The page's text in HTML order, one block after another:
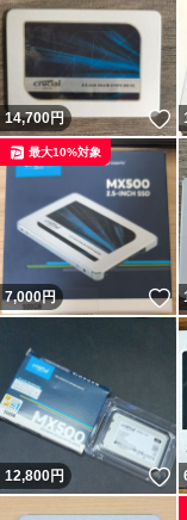
14,700円
7,000円
最大10%対象
12,800円